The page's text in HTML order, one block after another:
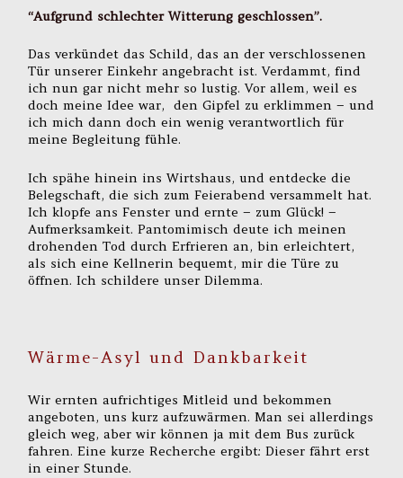
“Aufgrund schlechter Witterung geschlossen”.
Das verkündet das Schild, das an der verschlossenen
Tür unserer Einkehr angebracht ist. Verdammt, find
ich nun gar nicht mehr so lustig. Vor allem, weil es
doch meine Idee war, den Gipfel zu erklimmen – und
ich mich dann doch ein wenig verantwortlich für
meine Begleitung fühle.
Ich spähe hinein ins Wirtshaus, und entdecke die
Belegschaft, die sich zum Feierabend versammelt hat.
Ich klopfe ans Fenster und ernte – zum Glück! –
Aufmerksamkeit. Pantomimisch deute ich meinen
drohenden Tod durch Erfrieren an, bin erleichtert,
als sich eine Kellnerin bequemt, mir die Türe zu
öffnen. Ich schildere unser Dilemma.
Wärme-Asyl und Dankbarkeit
Wir ernten aufrichtiges Mitleid und bekommen
angeboten, uns kurz aufzuwärmen. Man sei allerdings
gleich weg, aber wir können ja mit dem Bus zurück
fahren. Eine kurze Recherche ergibt: Dieser fährt erst
in einer Stunde.